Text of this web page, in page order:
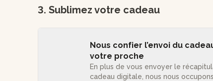
3. Sublimez votre cadeau
Nous confier l’envoi du
votre proche
En plus de vous envoyer le
cadeau digitale, nous nous